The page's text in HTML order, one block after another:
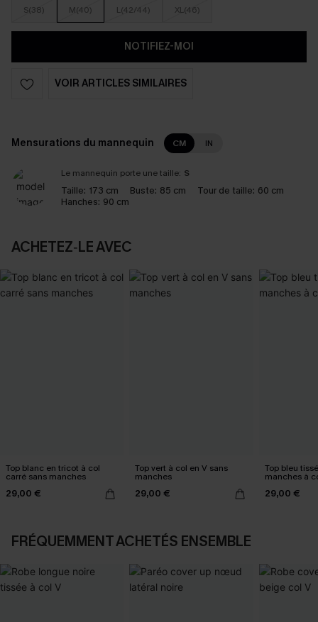
S(38) M(40) L(42/44) XL(46)
NOTIFIEZ-MOI
VOIR ARTICLES SIMILAIRES
Mensurations du mannequin CM IN
Le mannequin porte une taille: S
Taille: 173 cm Buste: 85 cm Tour de taille: 60 cm
Hanches: 90 cm
ACHETEZ‑LE AVEC
Top blanc en tricot à col
carré sans manches
29,00 €
Top vert à col en V sans
manches
29,00 €
Top bleu
manches à
29,00 €
FRÉQUEMMENT ACHETÉS ENSEMBLE